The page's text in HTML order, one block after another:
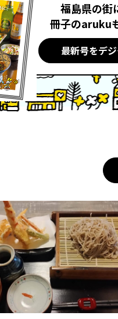
福島県の街
冊子のaruku
最新号をデ